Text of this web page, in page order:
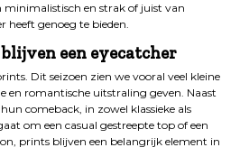
en strak of juist van
heeft genoeg te bieden.
een eyecatcher
Dit seizoen zien we vooral veel kleine
en romantische uitstraling geven. Naast
comeback, in zowel klassieke als
om een casual gestreepte top of een
prints blijven een belangrijk element in